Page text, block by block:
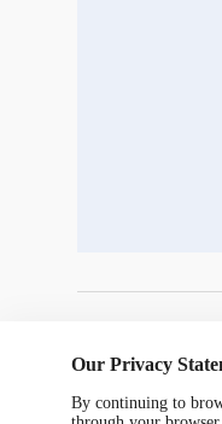
Our Privacy
By continuing to